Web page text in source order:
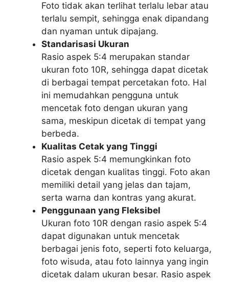
Foto tidak akan terlihat terlalu lebar atau
terlalu sempit, sehingga enak dipandang
dan nyaman untuk dipajang.
Standarisasi Ukuran
Rasio aspek 5:4 merupakan standar
ukuran foto 10R, sehingga dapat dicetak
di berbagai tempat percetakan foto. Hal
ini memudahkan pengguna untuk
mencetak foto dengan ukuran yang
sama, meskipun dicetak di tempat yang
berbeda.
Kualitas Cetak yang Tinggi
Rasio aspek 5:4 memungkinkan foto
dicetak dengan kualitas tinggi. Foto akan
memiliki detail yang jelas dan tajam,
serta warna dan kontras yang akurat.
Penggunaan yang Fleksibel
Ukuran foto 10R dengan rasio aspek 5:4
dapat digunakan untuk mencetak
berbagai jenis foto, seperti foto keluarga,
foto wisuda, atau foto lainnya yang ingin
dicetak dalam ukuran besar. Rasio aspek